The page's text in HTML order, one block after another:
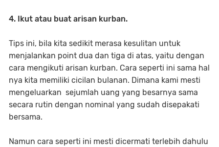
4. Ikut atau buat arisan kurban.
Tips ini, bila kita sedikit merasa kesulitan untuk
menjalankan point dua dan tiga di atas, yaitu dengan
cara mengikuti arisan kurban. Cara seperti ini sama hal
nya kita memiliki cicilan bulanan. Dimana kami mesti
mengeluarkan sejumlah uang yang besarnya sama
secara rutin dengan nominal yang sudah disepakati
bersama.
Namun cara seperti ini mesti dicermati terlebih dahulu